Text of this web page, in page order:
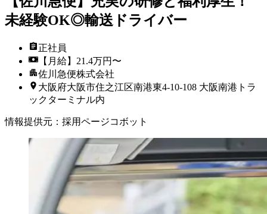
未経験OK◎輸送ドライバー
正社員
【月給】21.4万円〜
佐川急便株式会社
大阪府大阪市住之江区南港東4-10-108 大阪南港トラ
ックターミナル内
情報提供元 ： 採用ページコボット